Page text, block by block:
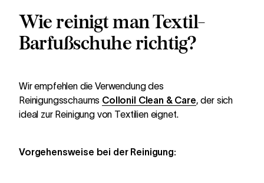
Wie reinigt man Textil-
Barfußschuhe richtig?
Wir empfehlen die Verwendung des
Reinigungsschaums Collonil Clean & Care , der sich
ideal zur Reinigung von Textilien eignet.
Vorgehensweise bei der Reinigung: